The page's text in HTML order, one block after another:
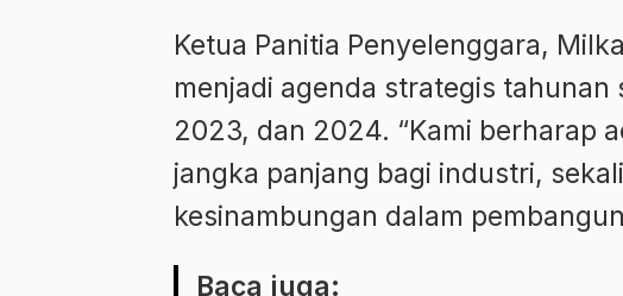
Ketua Panitia Penyelenggara,
menjadi agenda strategis
2023, dan 2024. “Kami berharap
jangka panjang bagi industri,
kesinambungan dalam
Baca juga: